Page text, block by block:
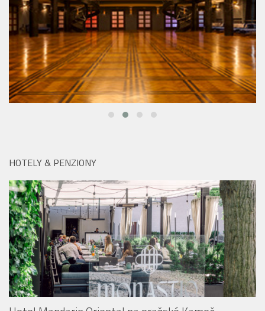
Hotel Mandarin Oriental na pražské Kampě:
Monastiq BBQ Brunch láká na grilované speciality i
originální Spritz Bar